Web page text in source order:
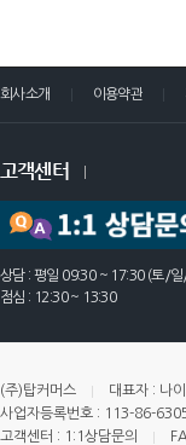
회사소개 이용약관
고객센터
상담 : 평일 09:30 ~ 17:30 (토/
점심 : 12:30 ~ 13:30
(주)탑커머스 대표자 : 나
사업자등록번호 : 113-86-
고객센터 : 1:1상담문의